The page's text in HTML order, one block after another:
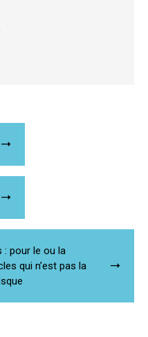
: pour le ou la
qui n’est pas la